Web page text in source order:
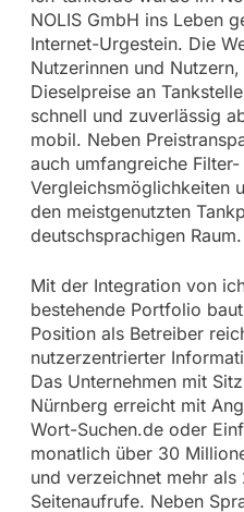
NOLIS GmbH ins Leben
Internet-Urgestein. Die
Nutzerinnen und
Dieselpreise an
schnell und zuverlässig
mobil. Neben
auch umfangreiche Filter-
Vergleichsmöglichkeiten
den meistgenutzten
deutschsprachigen Raum.
Mit der Integration von
bestehende Portfolio
Position als Betreiber
nutzerzentrierter
Das Unternehmen mit
Nürnberg erreicht mit
Wort-Suchen.de oder
monatlich über 30
und verzeichnet mehr
Seitenaufrufe. Neben